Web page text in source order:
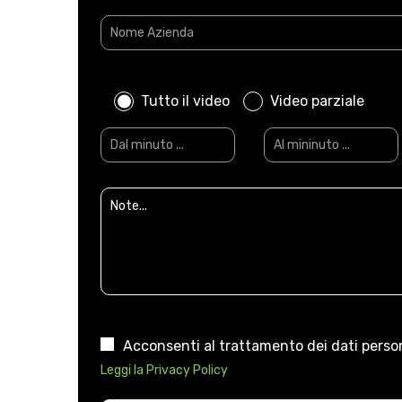
Tutto il video Video parziale
Acconsenti al trattamento dei dati
Leggi la Privacy Policy